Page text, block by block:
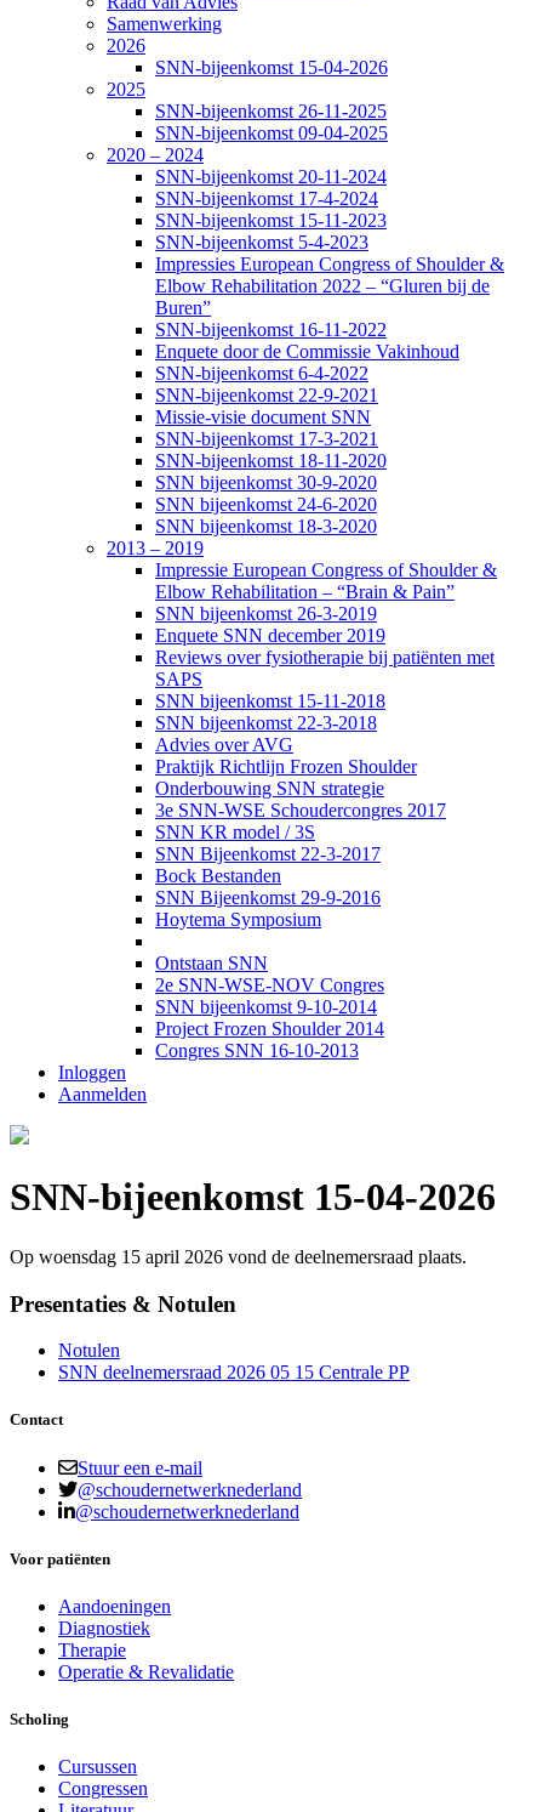
Samenwerking
2026
SNN-bijeenkomst 15-04-2026
2025
SNN-bijeenkomst 26-11-2025
SNN-bijeenkomst 09-04-2025
2020 – 2024
SNN-bijeenkomst 20-11-2024
SNN-bijeenkomst 17-4-2024
SNN-bijeenkomst 15-11-2023
SNN-bijeenkomst 5-4-2023
Impressies European Congress of Shoulder &
Elbow Rehabilitation 2022 – “Gluren bij de
Buren”
SNN-bijeenkomst 16-11-2022
Enquete door de Commissie Vakinhoud
SNN-bijeenkomst 6-4-2022
SNN-bijeenkomst 22-9-2021
Missie-visie document SNN
SNN-bijeenkomst 17-3-2021
SNN-bijeenkomst 18-11-2020
SNN bijeenkomst 30-9-2020
SNN bijeenkomst 24-6-2020
SNN bijeenkomst 18-3-2020
2013 – 2019
Impressie European Congress of Shoulder &
Elbow Rehabilitation – “Brain & Pain”
SNN bijeenkomst 26-3-2019
Enquete SNN december 2019
Reviews over fysiotherapie bij patiënten met
SAPS
SNN bijeenkomst 15-11-2018
SNN bijeenkomst 22-3-2018
Advies over AVG
Praktijk Richtlijn Frozen Shoulder
Onderbouwing SNN strategie
3e SNN-WSE Schoudercongres 2017
SNN KR model / 3S
SNN Bijeenkomst 22-3-2017
Bock Bestanden
SNN Bijeenkomst 29-9-2016
Hoytema Symposium
Ontstaan SNN
2e SNN-WSE-NOV Congres
SNN bijeenkomst 9-10-2014
Project Frozen Shoulder 2014
Congres SNN 16-10-2013
Inloggen
Aanmelden
SNN-bijeenkomst 15-04-2026
Op woensdag 15 april 2026 vond de deelnemersraad plaats.
Presentaties & Notulen
Notulen
SNN deelnemersraad 2026 05 15 Centrale PP
Contact
Stuur een e-mail
@schoudernetwerknederland
@schoudernetwerknederland
Voor patiënten
Aandoeningen
Diagnostiek
Therapie
Operatie & Revalidatie
Scholing
Cursussen
Congressen